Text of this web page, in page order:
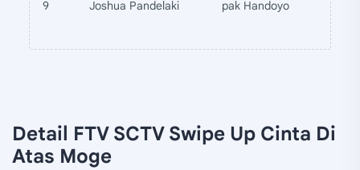
9 Joshua Pandelaki pak Handoyo
Detail FTV SCTV Swipe Up Cinta Di
Atas Moge